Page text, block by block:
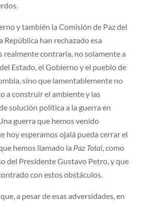
y también la Comisión de Paz del
República han rechazado esa
realmente contraria, no solamente a
Estado, el Gobierno y el pueblo de
sino que lamentablemente no
a construir el ambiente y las
solución política a la guerra en
guerra que hemos venido
hoy esperamos ojalá pueda cerrar el
hemos llamado la Paz Total, como
del Presidente Gustavo Petro, y que
con estos obstáculos.
a pesar de esas adversidades, en